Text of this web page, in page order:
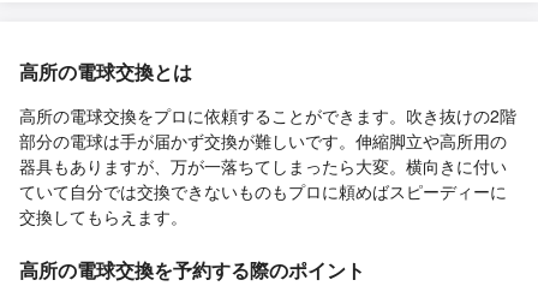
高所の電球交換とは
高所の電球交換をプロに依頼することができます。吹き抜けの2階
部分の電球は手が届かず交換が難しいです。伸縮脚立や高所用の
器具もありますが、万が一落ちてしまったら大変。横向きに付い
ていて自分では交換できないものもプロに頼めばスピーディーに
交換してもらえます。
高所の電球交換を予約する際のポイント